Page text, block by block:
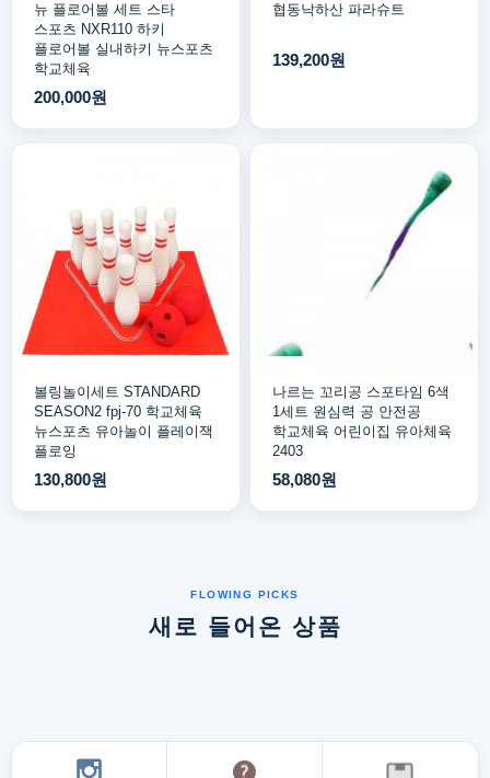
뉴 플로어볼 세트 스타
스포츠 NXR110 하키
플로어볼 실내하키 뉴스포츠
학교체육
200,000원
협동낙하산 파라슈트
139,200원
볼링놀이세트 STANDARD
SEASON2 fpj-70 학교체육
뉴스포츠 유아놀이 플레이잭
플로잉
130,800원
나르는 꼬리공 스포타임 6색
1세트 원심력 공 안전공
학교체육 어린이집 유아체육
2403
58,080원
새로 들어온 상품